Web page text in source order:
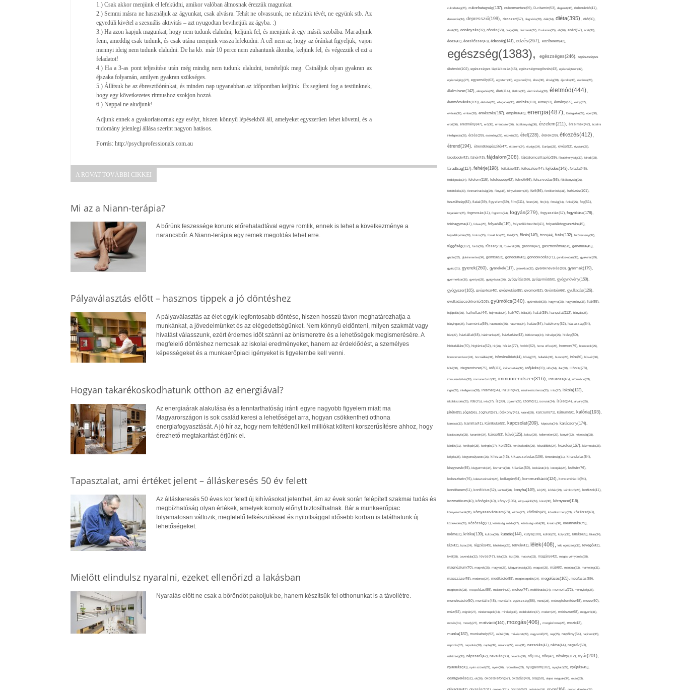
1.) Csak akkor menjünk el lefeküdni, amikor valóban álmosnak érezzük magunkat.
2.) Semmi másra ne használjuk az ágyunkat, csak alvásra. Tehát ne olvassunk, ne nézzünk tévét, ne együnk stb. Az
egyedüli kivétel a szexuális aktivitás – azt nyugodtan bevihetjük az ágyba. :)
3.) Ha azon kapjuk magunkat, hogy nem tudunk elaludni, keljünk fel, és menjünk át egy másik szobába. Maradjunk
fenn, ameddig csak tudunk, és csak utána menjünk vissza lefeküdni. A cél nem az, hogy az óránkat figyeljük, vajon
mennyi ideig nem tudunk elaludni. De ha kb. már 10 perce nem zuhantunk álomba, keljünk fel, és végezzük el ezt a
feladatot!
4.) Ha a 3-as pont teljesítése után még mindig nem tudunk elaludni, ismételjük meg. Csináljuk olyan gyakran az
éjszaka folyamán, amilyen gyakran szükséges.
5.) Állítsuk be az ébresztőóránkat, és minden nap ugyanabban az időpontban keljünk. Ez segíteni fog a testünknek,
hogy egy következetes ritmushoz szokjon hozzá.
6.) Nappal ne aludjunk!
Adjunk ennek a gyakorlatsornak egy esélyt, hiszen könnyű lépésekből áll, amelyeket egyszerűen lehet követni, és a
tudomány jelenlegi állása szerint nagyon hatásos.
Forrás: http://psychprofessionals.com.au
A ROVAT TOVÁBBI CIKKEI
Mi az a Niann-terápia?
A bőrünk feszessége korunk előrehaladtával egyre romlik, ennek is lehet a következménye a
narancsbőr. A Niann-terápia egy remek megoldás lehet erre.
Pályaválasztás előtt – hasznos tippek a jó döntéshez
A pályaválasztás az élet egyik legfontosabb döntése, hiszen hosszú távon meghatározhatja a
munkánkat, a jövedelmünket és az elégedettségünket. Nem könnyű eldönteni, milyen szakmát vagy
hivatást válasszunk, ezért érdemes időt szánni az önismeretre és a lehetőségek megismerésére. A
megfelelő döntéshez nemcsak az iskolai eredményeket, hanem az érdeklődést, a személyes
képességeket és a munkaerőpiaci igényeket is figyelembe kell venni.
Hogyan takarékoskodhatunk otthon az energiával?
Az energiaárak alakulása és a fenntarthatóság iránti egyre nagyobb figyelem miatt ma
Magyarországon is sok család keresi a lehetőséget arra, hogyan csökkentheti otthona
energiafogyasztását. A jó hír az, hogy nem feltétlenül kell milliókat költeni korszerűsítésre ahhoz, hogy
érezhető megtakarítást érjünk el.
Tapasztalat, ami értéket jelent – álláskeresés 50 év felett
Az álláskeresés 50 éves kor felett új kihívásokat jelenthet, ám az évek során felépített szakmai tudás és
megbízhatóság olyan értékek, amelyek komoly előnyt biztosíthatnak. Bár a munkaerőpiac
folyamatosan változik, megfelelő felkészüléssel és nyitottsággal idősebb korban is találhatunk új
lehetőségeket.
Mielőtt elindulsz nyaralni, ezeket ellenőrizd a lakásban
Nyaralás előtt ne csak a bőröndöt pakoljuk be, hanem készítsük fel otthonunkat is a távollétre.
cukorbeteg(25), cukorbetegség(137), cukormentes(69), D-vitamin(53), daganat(36), dekoráció(41),
demencia(34), depresszió(199), desszert(67), diagnózis(28), diák(24), diéta(395), dió(50),
divat(38), dohányzás(92), döntés(58), drága(26), duzzanat(27), E-vitamin(25), eb(26), ebéd(57), ecet(38),
édes(42), édesítőszer(43), édesség(141), edzés(267), edzőterem(42),
egészség(1383), egészséges(246), egészséges
életmód(102), egészséges táplálkozás(45), egészségmegőrzés(43), egészségtelen(32),
egészségügy(27), egyensúly(63), egyetem(30), egyszerű(31), éhes(30), éhség(38), éjszaka(33), ekcéma(26),
élelmiszer(142), elengedés(29), élet(114), életkor(30), életminőség(30), életmód(444),
életmódváltás(109), életvitel(28), elfogadás(30), elhízás(110), elme(93), élmény(55), előny(37),
elvárás(32), ember(38), emésztés(167), empátia(43), energia(487), Energiaital(29), eper(30),
erdő(36), eredmény(47), erő(36), érrendszer(36), érzékenység(36), érzelem(211), érzelmek(42), érzelmi
intelligencia(28), érzés(39), esemény(27), eszköz(28), étel(228), ételek(39), étkezés(412),
étrend(194), étrendkiegészítő(47), étterem(24), étvágy(34), Európa(28), evés(92), évszak(28),
facebook(42), fahéj(43), fájdalom(308), fájdalomcsillapító(39), fáradékonyság(30), fáradt(28),
fáradtság(117), fehérje(198), fejfájás(93), fejlesztés(44), fejlődés(143), feladat(46),
feldolgozás(24), félelem(115), felelősség(62), felnőtt(66), felszívódás(56), féltékenység(26),
feltöltődés(29), fenntarthatóság(29), fény(36), fényvédelem(28), férfi(86), fertőtlenítés(31), fertőzés(101),
feszültség(82), fiatal(39), figyelem(69), film(111), finom(26), fitt(34), fittség(34), fizikai(25), fog(51),
fogadalom(25), fogmosás(41), fogorvos(24), fogyás(279), fogyasztás(67), fogyókúra(178),
fokhagyma(47), folsav(25), folyadék(119), folyadékbevitel(41), folyadékfogyasztás(45),
folyadékpótlás(29), fontos(25), forralt bor(26), Föld(27), főzés(149), friss(44), futás(132), futóverseny(32),
függőség(112), fürdő(26), fűszer(79), fűszerek(28), gabona(42), gasztronómia(58), genetika(45),
glutén(32), gluténmentes(34), gomba(53), gondolat(43), gondolkodás(71), gondoskodás(33), gyakorlat(29),
gyász(31), gyerek(260), gyerekek(117), gyerekkor(32), gyereknevelés(83), gyermek(179),
gyermekkor(36), gyertya(28), gyógyászat(36), gyógyítás(69), gyógymód(50), gyógynövény(150),
gyógyszer(165), gyógytea(40), gyógyulás(85), gyomor(62), Gyömbér(66), gyulladás(126),
gyulladáscsökkentő(103), gyümölcs(340), gyümölcslé(28), hagyma(28), hagyomány(36), haj(85),
hajápolás(36), hajhullás(44), hajmosás(24), hal(70), hála(25), halál(39), hangulat(112), hányás(25),
hányinger(25), harmónia(69), hasmenés(35), hasznos(24), hatás(84), hatékony(52), házasság(64),
házi(27), háziállat(48), házimunka(28), háztartás(43), hétköznap(24), hétvége(25), hideg(80),
hidratálás(70), higiénia(52), hit(26), hízás(77), hobbi(62), home office(26), hormon(79), hormonok(25),
hormonrendszer(24), hozzáállás(31), hőmérséklet(44), hőség(37), hulladék(33), humor(24), hús(86), húsvét(36),
hűtő(30), idegrendszer(75), idő(111), időbeosztás(32), időjárás(69), idős(24), illat(30), illóolaj(78),
immunerősítés(30), immunerősítő(36), immunrendszer(316), influenza(45), információ(33),
inger(29), intelligencia(28), internet(64), inzulin(42), inzulinrezisztencia(35), írás(27), iskola(123),
iskolakezdés(25), ital(75), ivás(27), íz(39), izgalom(27), izom(91), izomzat(24), ízület(54), járvány(35),
játék(89), jóga(56), Joghurt(67), jótékony(41), kaland(28), kalcium(71), kálium(50), kalória(193),
kamasz(30), kamilla(41), Kánikula(59), kapcsolat(209), káposzta(24), karácsony(174),
karácsonyfa(25), karantén(34), káros(53), kávé(125), keksz(29), kellemetlen(29), kenyér(32), képesség(28),
kérdés(31), kerékpár(25), keringés(27), kert(52), kertészkedés(26), készülődés(24), kezelés(167), kézmosás(28),
kiégés(25), kiegyensúlyozott(26), kihívás(43), kikapcsolódás(106), kimerültség(31), kirándulás(84),
kisgyerek(45), kisgyermek(34), kismama(38), kitartás(50), kockázat(34), kocogás(24), koffein(76),
koleszterin(76), koleszterinszint(24), kollagén(54), kommunikáció(124), koncentráció(94),
konditerem(51), konfliktus(52), kontroll(28), konyha(149), kór(25), kórház(29), kórokozó(24), kortizol(41),
kozmetikum(40), köhögés(40), könyv(106), könyvajánló(24), köret(30), környezet(116),
környezetbarát(31), környezetvédelem(78), köröm(27), kötődés(49), következmény(33), közérzet(43),
közlekedés(26), közösség(71), közösségi média(27), közösségi oldal(38), kreatív(34), kreativitás(79),
krém(62), kritika(139), kultúra(36), kutatás(144), kutya(100), külföld(27), kütyü(33), lakás(65), látás(34),
láz(42), lazac(24), légzés(49), lehetőség(25), lekvár(41), lélek(408), lelki egészség(33), levegő(42),
levél(28), Levendula(32), leves(47), lista(32), liszt(36), macska(33), magány(42), magas vérnyomás(28),
magnézium(70), magvak(25), magyar(25), Magyarország(28), magzat(25), máj(60), mandula(33), marketing(31),
masszázs(45), medence(24), meditáció(89), megbetegedés(24), megelőzés(165), megfázás(89),
meglepetés(28), megoldás(89), melatonin(29), meleg(74), mellékhatás(24), memória(72), mennyiség(26),
menstruáció(50), mentális(48), mentális egészség(86), menü(28), méregtelenítés(48), mese(40),
méz(92), migrén(27), mindennapok(34), minőség(33), mobiltelefon(27), modern(24), módszer(68), mogyoró(31),
mosás(31), mosoly(27), motiváció(144), mozgás(406), mozgásforma(25), mozi(42),
munka(182), munkahely(92), műtét(38), művészet(29), nagyszülő(27), nap(35), napfény(54), napirend(35),
napozás(37), napsütés(38), naptej(32), narancs(27), nasi(31), nassolás(41), nátha(44), negatív(50),
nehézség(36), népszerű(42), nevelés(83), nevetés(30), nő(106), nők(42), növény(112), nyár(201),
nyaralás(90), nyári szünet(27), nyelv(26), nyomelem(33), nyugalom(102), nyugtató(29), nyújtás(45),
odafigyelés(52), ok(36), okostelefon(57), oktatás(40), olaj(50), olajos magvak(34), olcsó(33),